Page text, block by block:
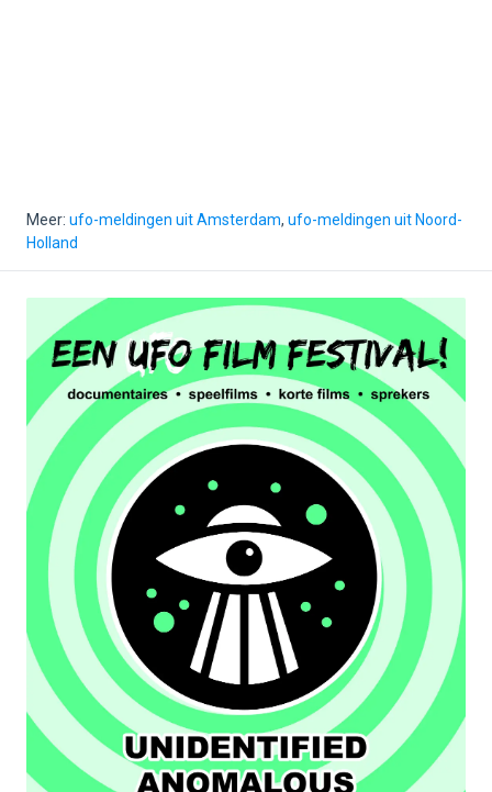
Meer: ufo-meldingen uit Amsterdam, ufo-meldingen uit Noord-
Holland